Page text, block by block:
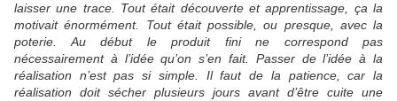
laisser une trace. Tout était découverte et apprentissage, ça la
motivait énormément. Tout était possible, ou presque, avec la
poterie. Au début le produit fini ne correspond pas
nécessairement à l’idée qu’on s’en fait. Passer de l’idée à la
réalisation n’est pas si simple. Il faut de la patience, car la
réalisation doit sécher plusieurs jours avant d’être cuite une